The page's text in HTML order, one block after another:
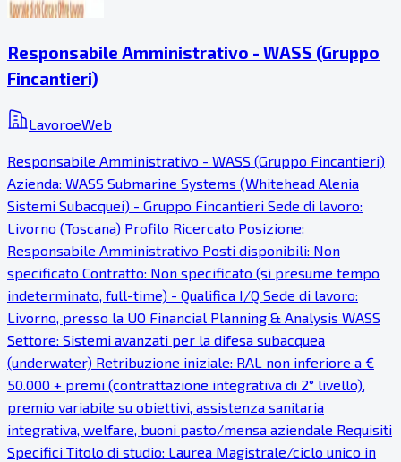
Responsabile Amministrativo - WASS (Gruppo
Fincantieri)
LavoroeWeb
Responsabile Amministrativo - WASS (Gruppo Fincantieri)
Azienda: WASS Submarine Systems (Whitehead Alenia
Sistemi Subacquei) - Gruppo Fincantieri Sede di lavoro:
Livorno (Toscana) Profilo Ricercato Posizione:
Responsabile Amministrativo Posti disponibili: Non
specificato Contratto: Non specificato (si presume tempo
indeterminato, full-time) - Qualifica I/Q Sede di lavoro:
Livorno, presso la UO Financial Planning & Analysis WASS
Settore: Sistemi avanzati per la difesa subacquea
(underwater) Retribuzione iniziale: RAL non inferiore a €
50.000 + premi (contrattazione integrativa di 2° livello),
premio variabile su obiettivi, assistenza sanitaria
integrativa, welfare, buoni pasto/mensa aziendale Requisiti
Specifici Titolo di studio: Laurea Magistrale/ciclo unico in